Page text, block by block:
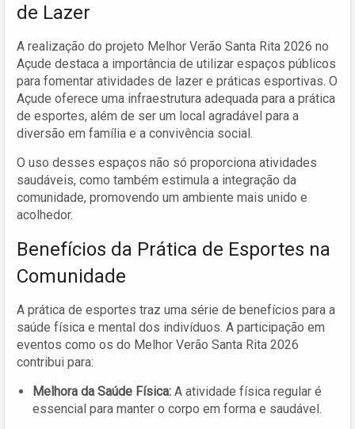
de Lazer
A realização do projeto Melhor Verão Santa Rita 2026 no
Açude destaca a importância de utilizar espaços públicos
para fomentar atividades de lazer e práticas esportivas. O
Açude oferece uma infraestrutura adequada para a prática
de esportes, além de ser um local agradável para a
diversão em família e a convivência social.
O uso desses espaços não só proporciona atividades
saudáveis, como também estimula a integração da
comunidade, promovendo um ambiente mais unido e
acolhedor.
Benefícios da Prática de Esportes na
Comunidade
A prática de esportes traz uma série de benefícios para a
saúde física e mental dos indivíduos. A participação em
eventos como os do Melhor Verão Santa Rita 2026
contribui para:
Melhora da Saúde Física: A atividade física regular é
essencial para manter o corpo em forma e saudável.